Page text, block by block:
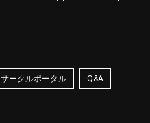
サークルポータル Q&A